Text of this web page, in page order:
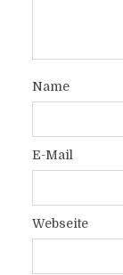
Name
E-Mail
Webseite